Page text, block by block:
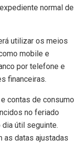
normal de
utilizar os meios
mobile e
por telefone e
financeiras.
contas de consumo
no feriado
útil seguinte.
as datas ajustadas